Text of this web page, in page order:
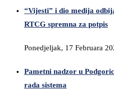
“Vijesti” i dio medija
RTCG spremna za potpis
Ponedjeljak, 17 Februara
Pametni nadzor u
rada sistema